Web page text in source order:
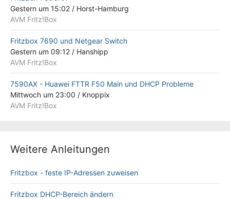
Gestern um 15:02 / Horst-Hamburg
AVM Fritz!Box
Fritzbox 7690 und Netgear Switch
Gestern um 09:12 / Hanshipp
AVM Fritz!Box
7590AX - Huawei FTTR F50 Main und DHCP Probleme
Mittwoch um 23:00 / Knoppix
AVM Fritz!Box
Weitere Anleitungen
Fritzbox - feste IP-Adressen zuweisen
Fritzbox DHCP-Bereich ändern